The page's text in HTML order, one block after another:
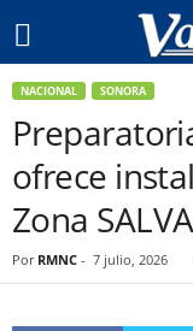
NACIONAL SONORA
ofrece
Zona SALVA
Por RMNC - 7 julio, 2026